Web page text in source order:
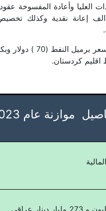
العليا وأعادة المفسوخة
الاجتماعية ما يقارب 600 الف إعانة
موازنة عام 2023